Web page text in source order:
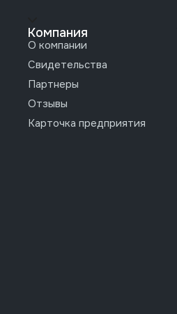
Компания
О компании
Свидетельства
Партнеры
Отзывы
Карточка предприятия